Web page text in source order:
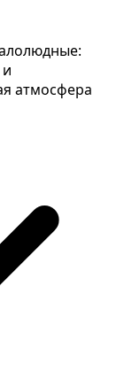
атмосфера